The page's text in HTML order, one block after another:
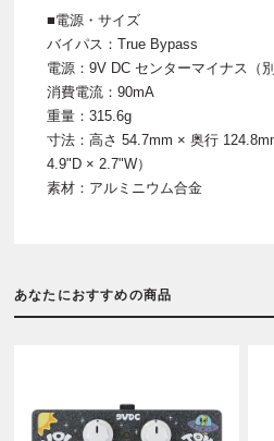
■電源・サイズ
バイパス：True Bypass
電源：9V DC センターマイナス（別
消費電流：90mA
重量：315.6g
寸法：高さ 54.7mm × 奥行
4.9"D × 2.7"W）
素材：アルミニウム合金
あなたにおすすめの商品